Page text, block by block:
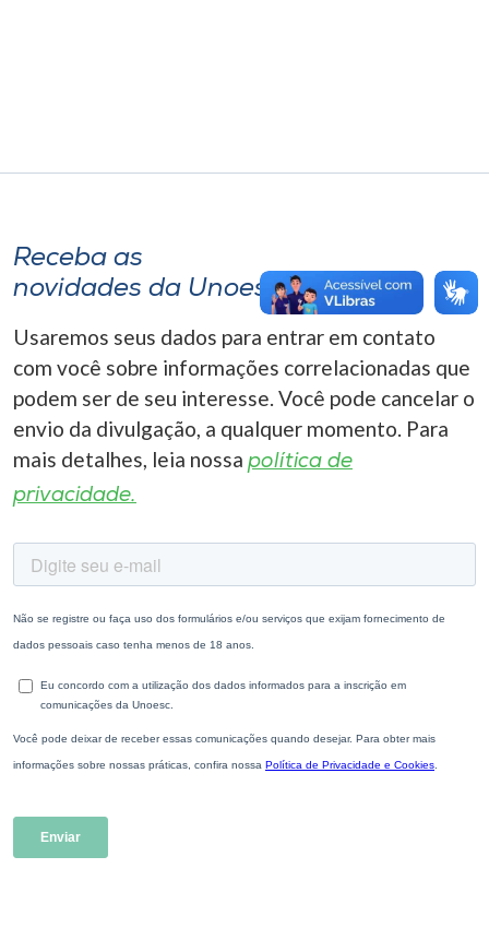
Receba as
novidades da Unoesc
Usaremos seus dados para entrar em contato
com você sobre informações correlacionadas que
podem ser de seu interesse. Você pode cancelar o
envio da divulgação, a qualquer momento. Para
mais detalhes, leia nossa política de
privacidade.